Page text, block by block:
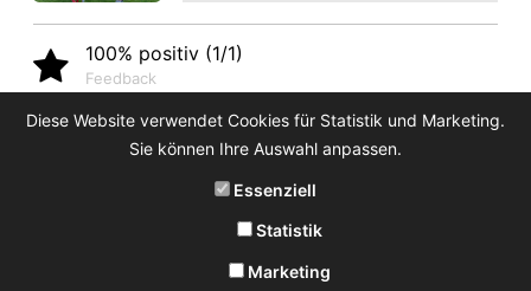
100% positiv (1/1)
Feedback
Diese Website verwendet Cookies für Statistik und Marketing.
Sie können Ihre Auswahl anpassen.
Essenziell
Statistik
Marketing